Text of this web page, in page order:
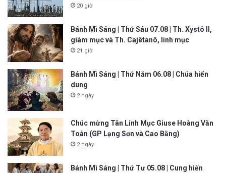
20 giờ
Bánh Mì Sáng | Thứ Sáu 07.08 | Th. Xystô II,
giám mục và Th. Cajêtanô, linh mục
21 giờ
Bánh Mì Sáng | Thứ Năm 06.08 | Chúa hiển
dung
2 ngày
Chúc mừng Tân Linh Mục Giuse Hoàng Văn
Toàn (GP Lạng Sơn và Cao Bằng)
2 ngày
Bánh Mì Sáng | Thứ Tư 05.08 | Cung hiến